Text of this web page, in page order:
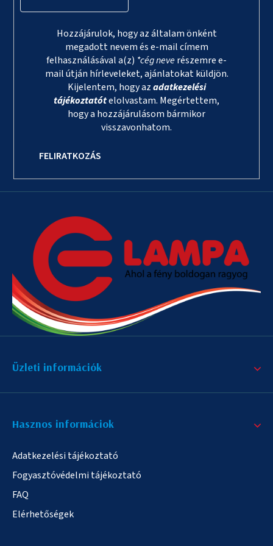
Hozzájárulok, hogy az általam önként
megadott nevem és e-mail címem
felhasználásával a(z) *cég neverészemre e-
mail útján hírleveleket, ajánlatokat küldjön.
Kijelentem, hogy azadatkezelési
tájékoztatótelolvastam. Megértettem,
hogy a hozzájárulásom bármikor
visszavonhatom.
FELIRATKOZÁS
Üzleti információk
Hasznos informáciok
Adatkezelési tájékoztató
Fogyasztóvédelmi tájékoztató
FAQ
Elérhetőségek